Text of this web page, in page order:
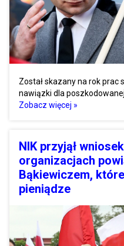
Został skazany na rok prac
nawiązki dla
Zobacz więcej »
NIK przyjął
organizacjach
Bąkiewiczem,
pieniądze